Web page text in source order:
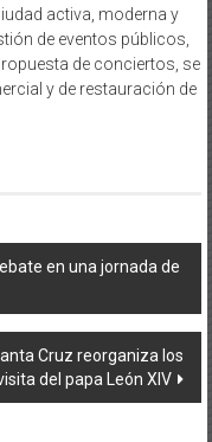
activa, moderna y
de eventos públicos,
de conciertos, se
y de restauración de
en una jornada de
Cruz reorganiza los
del papa León XIV